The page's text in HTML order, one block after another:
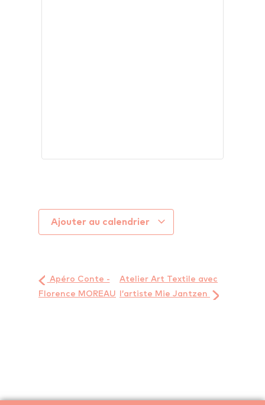
Ajouter au calendrier
Apéro Conte -
Florence MOREAU
Atelier Art Textile avec
l’artiste Mie Jantzen